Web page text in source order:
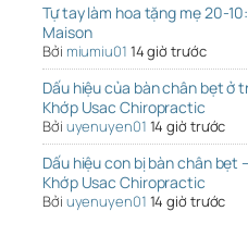
Tự tay làm hoa tặng mẹ 20-
Maison
Bởi miumiu01 14 giờ trước
Dấu hiệu của bàn chân bẹt ở
Khớp Usac Chiropractic
Bởi uyenuyen01 14 giờ trước
Dấu hiệu con bị bàn chân bẹt
Khớp Usac Chiropractic
Bởi uyenuyen01 14 giờ trước